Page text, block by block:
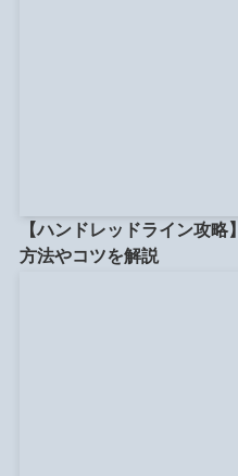
【ハンドレッドライン攻
方法やコツを解説